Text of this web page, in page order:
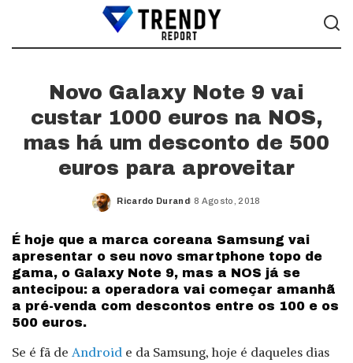
Novo Galaxy Note 9 vai
custar 1000 euros na NOS,
mas há um desconto de 500
euros para aproveitar
Posted
Ricardo Durand 8 Agosto, 2018
É hoje que a marca coreana Samsung vai
apresentar o seu novo smartphone topo de
gama, o Galaxy Note 9, mas a NOS já se
antecipou: a operadora vai começar amanhã
a pré-venda com descontos entre os 100 e os
500 euros.
Se é fã de Android e da Samsung, hoje é daqueles dias